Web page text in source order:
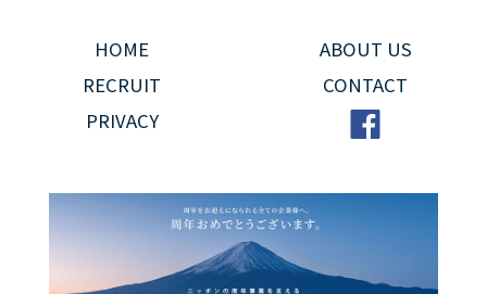
HOME
ABOUT US
RECRUIT
CONTACT
PRIVACY